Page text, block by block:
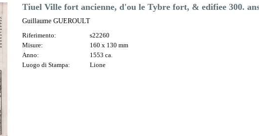
Tiuel Ville fort ancienne, d'ou le Tybre fort, & edifiee 300.
Guillaume GUEROULT
Riferimento:
s22260
Misure:
160 x 130 mm
Anno:
1553 ca.
Luogo di Stampa:
Lione